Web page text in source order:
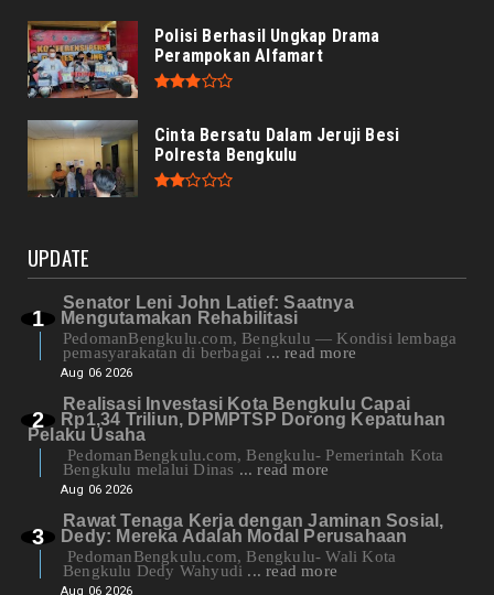
Polisi Berhasil Ungkap Drama
Perampokan Alfamart
Cinta Bersatu Dalam Jeruji Besi
Polresta Bengkulu
UPDATE
Senator Leni John Latief: Saatnya
Mengutamakan Rehabilitasi
PedomanBengkulu.com, Bengkulu — Kondisi lembaga
pemasyarakatan di berbagai ... read more
Aug 06 2026
Realisasi Investasi Kota Bengkulu Capai
Rp1,34 Triliun, DPMPTSP Dorong Kepatuhan
Pelaku Usaha
PedomanBengkulu.com, Bengkulu- Pemerintah Kota
Bengkulu melalui Dinas ... read more
Aug 06 2026
Rawat Tenaga Kerja dengan Jaminan Sosial,
Dedy: Mereka Adalah Modal Perusahaan
PedomanBengkulu.com, Bengkulu- Wali Kota
Bengkulu Dedy Wahyudi ... read more
Aug 06 2026